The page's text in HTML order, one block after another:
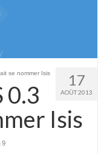
17
AOÛT 2013
se nommer Isis
0.3
Isis
9